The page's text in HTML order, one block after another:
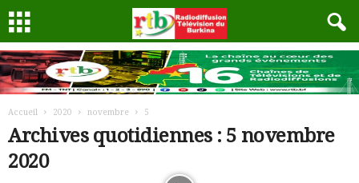
Accueil 2020 novembre 5
Archives quotidiennes : 5 novembre
2020